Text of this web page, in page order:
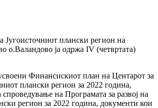
Југоисточниот плански регион на
о.Валандово ја одржа IV (четвртата)
Финансискиот план на Центарот за
плански регион за 2022 година,
на Програмата за развој на
регион за 2022 година, документи кои